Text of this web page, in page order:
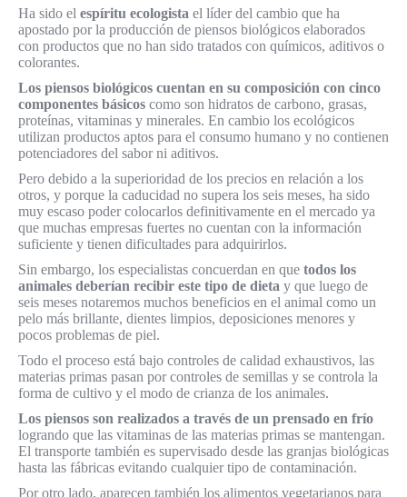
Ha sido el espíritu ecologista el líder del cambio que ha
apostado por la producción de piensos biológicos elaborados
con productos que no han sido tratados con químicos, aditivos o
colorantes.
Los piensos biológicos cuentan en su composición con cinco
componentes básicos como son hidratos de carbono, grasas,
proteínas, vitaminas y minerales. En cambio los ecológicos
utilizan productos aptos para el consumo humano y no contienen
potenciadores del sabor ni aditivos.
Pero debido a la superioridad de los precios en relación a los
otros, y porque la caducidad no supera los seis meses, ha sido
muy escaso poder colocarlos definitivamente en el mercado ya
que muchas empresas fuertes no cuentan con la información
suficiente y tienen dificultades para adquirirlos.
Sin embargo, los especialistas concuerdan en que todos los
animales deberían recibir este tipo de dieta y que luego de
seis meses notaremos muchos beneficios en el animal como un
pelo más brillante, dientes limpios, deposiciones menores y
pocos problemas de piel.
Todo el proceso está bajo controles de calidad exhaustivos, las
materias primas pasan por controles de semillas y se controla la
forma de cultivo y el modo de crianza de los animales.
Los piensos son realizados a través de un prensado en frío
logrando que las vitaminas de las materias primas se mantengan.
El transporte también es supervisado desde las granjas biológicas
hasta las fábricas evitando cualquier tipo de contaminación.
Por otro lado, aparecen también los alimentos vegetarianos para